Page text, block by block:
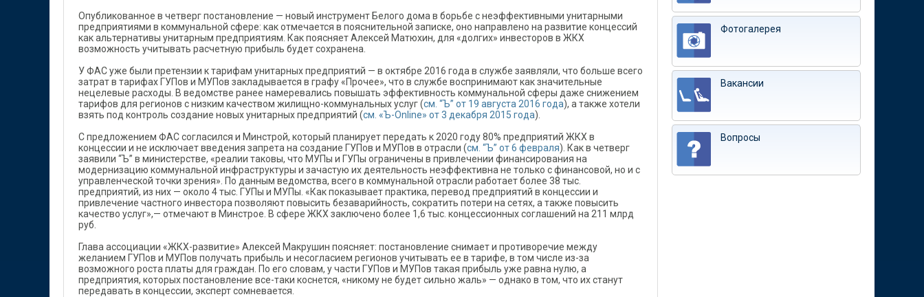
Опубликованное в четверг постановление — новый инструмент Белого дома в борьбе с неэффективными унитарными
предприятиями в коммунальной сфере: как отмечается в пояснительной записке, оно направлено на развитие концессий
как альтернативы унитарным предприятиям. Как поясняет Алексей Матюхин, для «долгих» инвесторов в ЖКХ
возможность учитывать расчетную прибыль будет сохранена.
У ФАС уже были претензии к тарифам унитарных предприятий — в октябре 2016 года в службе заявляли, что больше всего
затрат в тарифах ГУПов и МУПов закладывается в графу «Прочее», что в службе воспринимают как значительные
нецелевые расходы. В ведомстве ранее намеревались повышать эффективность коммунальной сферы даже снижением
тарифов для регионов с низким качеством жилищно-коммунальных услуг (см. “Ъ” от 19 августа 2016 года), а также хотели
взять под контроль создание новых унитарных предприятий (см. «Ъ-Online» от 3 декабря 2015 года).
С предложением ФАС согласился и Минстрой, который планирует передать к 2020 году 80% предприятий ЖКХ в
концессии и не исключает введения запрета на создание ГУПов и МУПов в отрасли (см. “Ъ” от 6 февраля). Как в четверг
заявили “Ъ” в министерстве, «реалии таковы, что МУПы и ГУПы ограничены в привлечении финансирования на
модернизацию коммунальной инфраструктуры и зачастую их деятельность неэффективна не только с финансовой, но и с
управленческой точки зрения». По данным ведомства, всего в коммунальной отрасли работает более 38 тыс.
предприятий, из них — около 4 тыс. ГУПы и МУПы. «Как показывает практика, перевод предприятий в концессии и
привлечение частного инвестора позволяют повысить безаварийность, сократить потери на сетях, а также повысить
качество услуг»,— отмечают в Минстрое. В сфере ЖКХ заключено более 1,6 тыс. концессионных соглашений на 211 млрд
руб.
Глава ассоциации «ЖКХ-развитие» Алексей Макрушин поясняет: постановление снимает и противоречие между
желанием ГУПов и МУПов получать прибыль и несогласием регионов учитывать ее в тарифе, в том числе из-за
возможного роста платы для граждан. По его словам, у части ГУПов и МУПов такая прибыль уже равна нулю, а
предприятия, которых постановление все-таки коснется, «никому не будет сильно жаль» — однако в том, что их станут
передавать в концессии, эксперт сомневается.
Фотогалерея
Вакансии
Вопросы